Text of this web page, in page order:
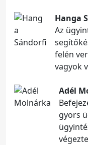
Hanga
Az
felén
vagyok
Adél
gyors